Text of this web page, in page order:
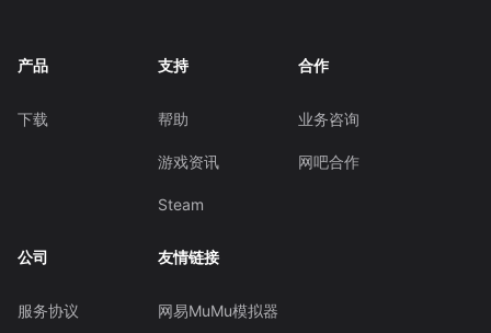
产品
下载
支持
帮助
游戏资讯
Steam
合作
业务咨询
网吧合作
公司
服务协议
友情链接
网易MuMu模拟器